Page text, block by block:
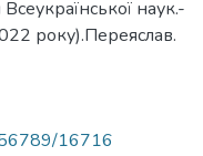
наук.-
року).Переяслав.
16716